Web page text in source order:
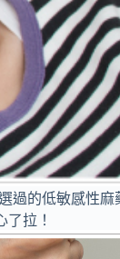
過的低敏感性
拉！